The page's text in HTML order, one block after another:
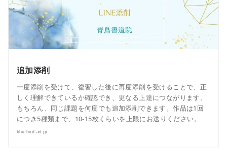
追加添削
一度添削を受けて、復習した後に再度添削を受けることで、正
しく理解できているか確認でき、更なる上達につながります。
もちろん、同じ課題を何度でも追加添削できます。作品は1回
につき5種類まで、10-15枚くらいを上限にお送りください。
bluebird-art.jp